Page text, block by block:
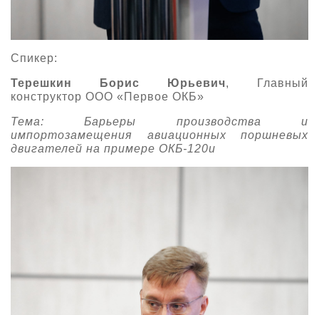
Спикер:
Терешкин Борис Юрьевич, Главный
конструктор ООО «Первое ОКБ»
Тема: Барьеры производства и
импортозамещения авиационных поршневых
двигателей на примере ОКБ-120и